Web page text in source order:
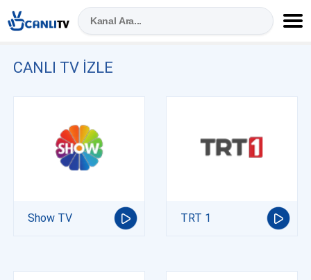
CANLI TV IZLE
Show TV TRT 1